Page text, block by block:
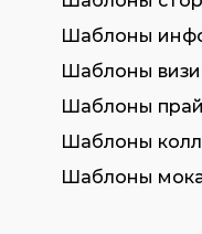
Шаблоны
Шаблоны
Шаблоны
Шаблоны
Шаблоны